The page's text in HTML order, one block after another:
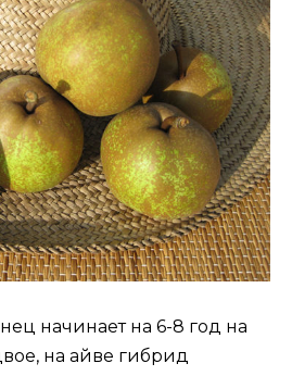
начинает на 6-8 год на
на айве гибрид